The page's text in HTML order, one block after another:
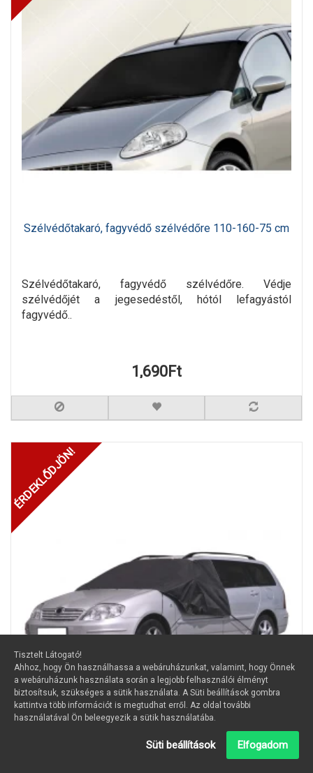
Szélvédőtakaró, fagyvédő szélvédőre 110-160-75 cm
Szélvédőtakaró, fagyvédő szélvédőre. Védje
szélvédőjét a jegesedéstől, hótól lefagyástól
fagyvédő..
1,690Ft
ÉRDEKLŐDJÖN!
Szélvédőtakaró, fagyvédő szélvédőre 135-145-100cm
Tisztelt Látogató!
Ahhoz, hogy Ön használhassa a webáruházunkat, valamint, hogy Önnek
a webáruházunk használata során a legjobb felhasználói élményt
biztosítsuk, szükséges a sütik használata. A Süti beállítások gombra
kattintva több információt is megtudhat erről. Az oldal további
használatával Ön beleegyezik a sütik használatába.
Süti beállítások Elfogadom